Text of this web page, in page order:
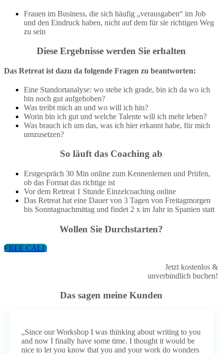
Frauen im Business, die sich häufig „verausgaben“ im Job
und den Eindruck haben, nicht auf dem für sie richtigen Weg
zu sein
Diese Ergebnisse werden Sie erhalten
Das Retreat ist dazu da folgende Fragen zu beantworten:
Eine Standortanalyse: wo stehe ich grade, bin ich da wo ich
bin noch gut aufgehoben?
Was treibt mich an und wo will ich hin?
Worin bin ich gut und welche Talente will ich mehr leben?
Was brauch ich um das, was ich hier erkannt habe, für mich
umzusetzen?
So läuft das Coaching ab
Erstgespräch 30 Min online zum Kennenlernen und Prüfen,
ob das Format das richtige ist
Vor dem Retreat 1 Stunde Einzelcoaching online
Das Retreat hat eine Dauer von 3 Tagen von Freitagmorgen
bis Sonntagnachmittag und findet 2 x im Jahr in Spanien statt
Wollen Sie Durchstarten?
FREE CALL
Jetzt kostenlos &
unverbindlich buchen!
Das sagen meine Kunden
„Since our Workshop I was thinking about writing to you
and now I finally have some time. I thought it would be
nice to let you know that you and your work do wonders